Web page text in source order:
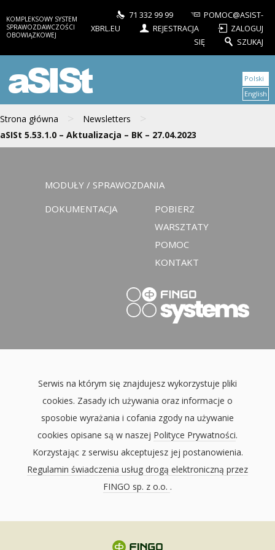
KOMPLEKSOWY SYSTEM
SPRAWOZDAWCZOŚCI
OBOWIĄZKOWEJ
71 332 99 99
POMOC@ASIST-
XBRL.EU
REJESTRACJA
ZALOGUJ
SIĘ
SZUKAJ
aSISt
Strona główna > Newsletters >
aSISt 5.53.1.0 – Aktualizacja – BK – 27.04.2023
Polski
English
MODUŁY / SPRAWOZDANIA
DOKUMENTACJA
POBIERZ
WARSZTATY
POMOC
KONTAKT
Serwis na którym się znajdujesz wykorzystuje pliki
cookies. Zasady ich używania oraz informacje o
sposobie wyrażania i cofania zgody na używanie
cookies opisane są w naszej Polityce Prywatności.
Korzystając z serwisu akceptujesz jej postanowienia.
Regulamin świadczenia usług drogą elektroniczną przez
FINGO sp. z o.o. .